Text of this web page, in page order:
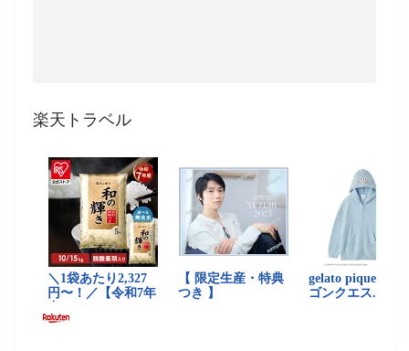
楽天トラベル